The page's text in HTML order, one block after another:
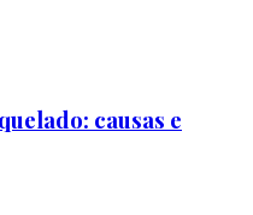
causas e